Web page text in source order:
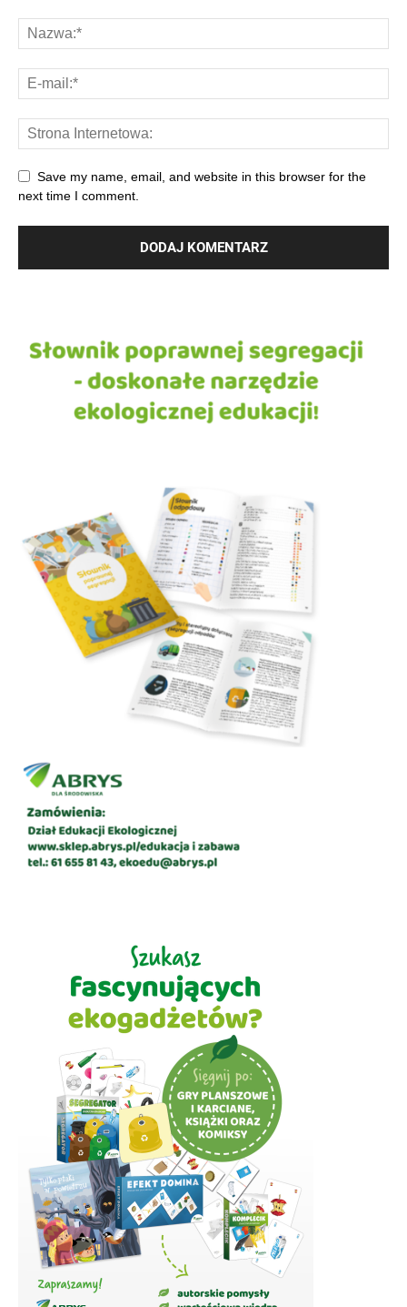
Save my name, email, and website in this browser for the
next time I comment.